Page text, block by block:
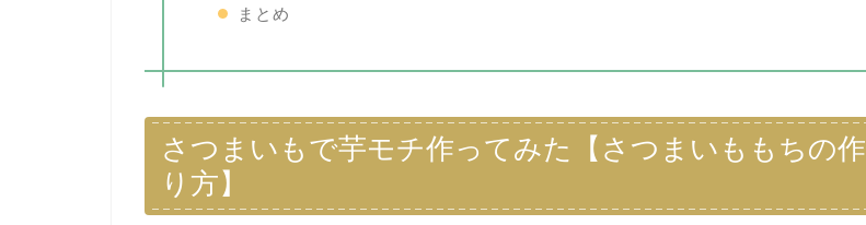
まとめ
さつまいもで芋モチ作ってみた【さつまいももちの作
り方】